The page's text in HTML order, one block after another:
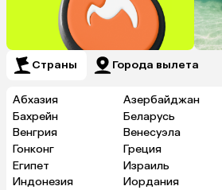
Страны Города вылета
Абхазия Азербайджан
Бахрейн
Беларусь
Венгрия
Венесуэла
Гонконг
Греция
Египет
Израиль
Индонезия
Иордания